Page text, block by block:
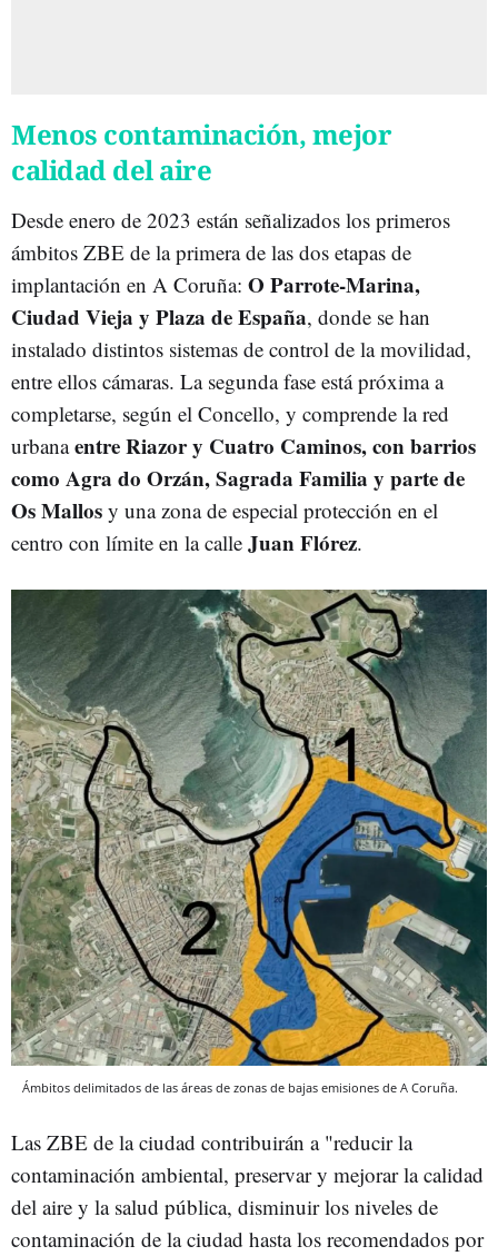
Menos contaminación, mejor
calidad del aire
Desde enero de 2023 están señalizados los primeros
ámbitos ZBE de la primera de las dos etapas de
implantación en A Coruña: O Parrote-Marina,
Ciudad Vieja y Plaza de España, donde se han
instalado distintos sistemas de control de la movilidad,
entre ellos cámaras. La segunda fase está próxima a
completarse, según el Concello, y comprende la red
urbanaentre Riazor y Cuatro Caminos, con barrios
como Agra do Orzán, Sagrada Familia y parte de
Os Mallos y una zona de especial protección en el
centro con límite en la calle Juan Flórez.
Ámbitos delimitados de las áreas de zonas de bajas emisiones de A Coruña.
Las ZBE de la ciudad contribuirán a "reducir la
contaminación ambiental, preservar y mejorar la calidad
del aire y la salud pública, disminuir los niveles de
contaminación de la ciudad hasta los recomendados por